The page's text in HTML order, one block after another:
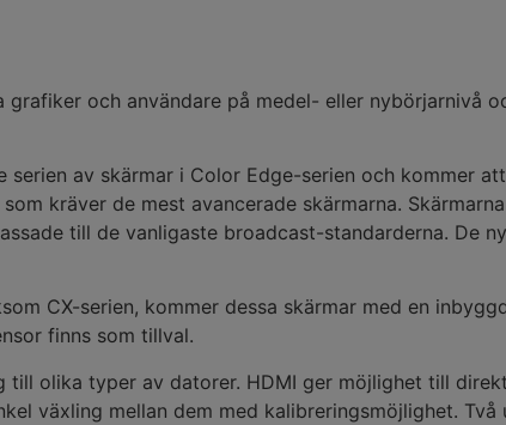
och användare på medel- eller nybörjarnivå
av skärmar i Color Edge-serien och kommer
kräver de mest avancerade skärmarna.
till de vanligaste broadcast-standarderna. De
CX-serien, kommer dessa skärmar med en
finns som tillval.
olika typer av datorer. HDMI ger möjlighet till
växling mellan dem med kalibreringsmöjlighet.